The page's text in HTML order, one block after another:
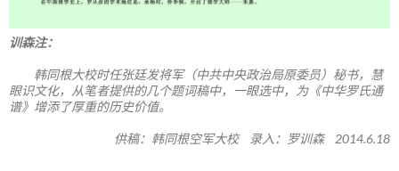
训森注：
韩同根大校时任张廷发将军（中共中央政治局原委员）秘书，慧
眼识文化，从笔者提供的几个题词稿中，一眼选中，为《中华罗氏通
谱》增添了厚重的历史价值。
供稿：韩同根空军大校 录入：罗训森 2014.6.18